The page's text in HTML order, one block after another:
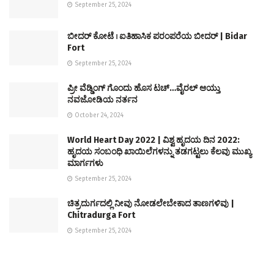
September 25, 2024
ಬೀದರ್ ಕೋಟೆ । ಐತಿಹಾಸಿಕ ಪರಂಪರೆಯ ಬೀದರ್ | Bidar
Fort
September 25, 2024
ಪ್ರೀ ವೆಡ್ಡಿಂಗ್ ಗೊಂದು ಹೊಸ ಟಚ್…ವೈರಲ್ ಆಯ್ತು
ನವಜೋಡಿಯ ನರ್ತನ
October 24, 2024
World Heart Day 2022 | ವಿಶ್ವ ಹೃದಯ ದಿನ 2022:
ಹೃದಯ ಸಂಬಂಧಿ ಖಾಯಿಲೆಗಳನ್ನು ತಡಗಟ್ಟಲು ಕೆಲವು ಮುಖ್ಯ
ಮಾರ್ಗಗಳು
September 25, 2024
ಚಿತ್ರದುರ್ಗದಲ್ಲಿ ನೀವು ನೋಡಲೇಬೇಕಾದ ತಾಣಗಳಿವು |
Chitradurga Fort
September 25, 2024